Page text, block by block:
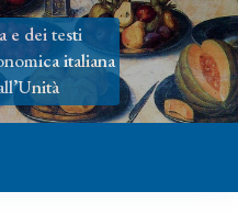
e dei testi
italiana